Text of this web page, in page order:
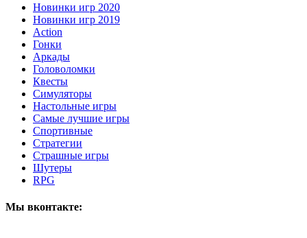
Новинки игр 2020
Новинки игр 2019
Action
Гонки
Аркады
Головоломки
Квесты
Симуляторы
Настольные игры
Самые лучшие игры
Спортивные
Стратегии
Страшные игры
Шутеры
RPG
Мы вконтакте: